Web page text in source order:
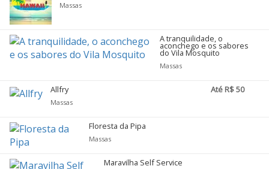
Massas
A tranquilidade, o
aconchego e os sabores
do Vila Mosquito
Massas
Allfry
Massas
Até R$ 50
Floresta da Pipa
Massas
Maravilha Self Service